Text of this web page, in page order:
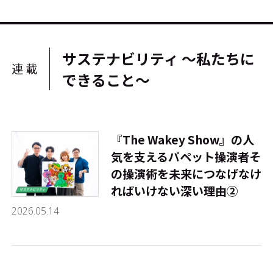
連載
サステナビリティ ～私たちに
できること～
2026.05.14
『The Wakey Show』の人
気を支えるパペット操演者――そ
の操演術を未来につなげなけ
ればいけない深い理由②